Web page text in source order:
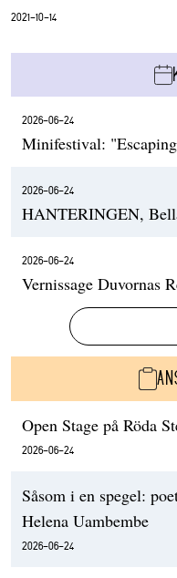
2021-10-14
2026-06-24
Minifestival:
2026-06-24
HANTERINGEN,
2026-06-24
Vernissage Duvornas
Open Stage på Röda
2026-06-24
Såsom i en spegel:
Helena Uambembe
2026-06-24